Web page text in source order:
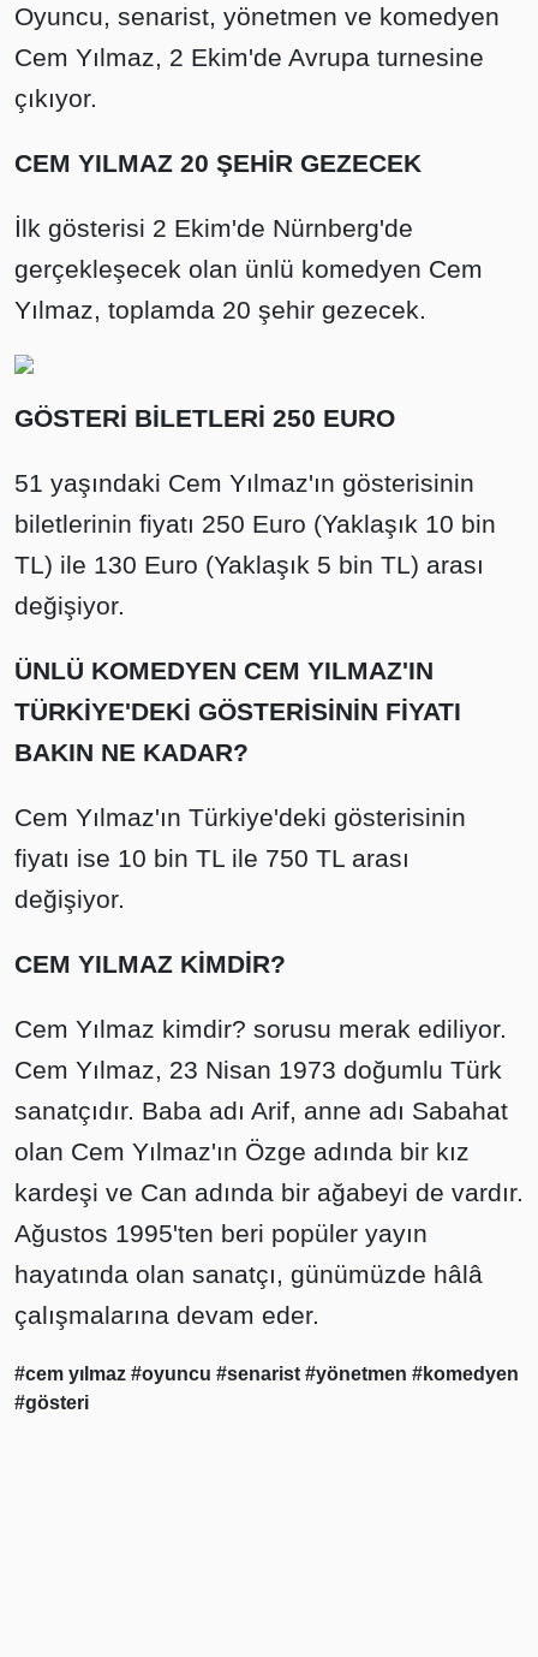
Oyuncu, senarist, yönetmen ve komedyen
Cem Yılmaz, 2 Ekim'de Avrupa turnesine
çıkıyor.
CEM YILMAZ 20 ŞEHİR GEZECEK
İlk gösterisi 2 Ekim'de Nürnberg'de
gerçekleşecek olan ünlü komedyen Cem
Yılmaz, toplamda 20 şehir gezecek.
GÖSTERİ BİLETLERİ 250 EURO
51 yaşındaki Cem Yılmaz'ın gösterisinin
biletlerinin fiyatı 250 Euro (Yaklaşık 10 bin
TL) ile 130 Euro (Yaklaşık 5 bin TL) arası
değişiyor.
ÜNLÜ KOMEDYEN CEM YILMAZ'IN
TÜRKİYE'DEKİ GÖSTERİSİNİN FİYATI
BAKIN NE KADAR?
Cem Yılmaz'ın Türkiye'deki gösterisinin
fiyatı ise 10 bin TL ile 750 TL arası
değişiyor.
CEM YILMAZ KİMDİR?
Cem Yılmaz kimdir? sorusu merak ediliyor.
Cem Yılmaz, 23 Nisan 1973 doğumlu Türk
sanatçıdır. Baba adı Arif, anne adı Sabahat
olan Cem Yılmaz'ın Özge adında bir kız
kardeşi ve Can adında bir ağabeyi de vardır.
Ağustos 1995'ten beri popüler yayın
hayatında olan sanatçı, günümüzde hâlâ
çalışmalarına devam eder.
#cem yılmaz #oyuncu #senarist #yönetmen #komedyen
#gösteri